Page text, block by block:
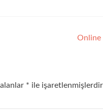
Online
* ile işaretlenmişlerdir